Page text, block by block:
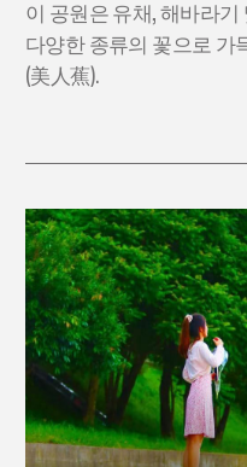
이 공원은 유채, 해바라
다양한 종류의 꽃으로 가
(美人蕉).